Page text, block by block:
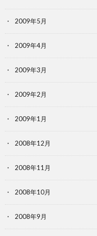
2009年5月
2009年4月
2009年3月
2009年2月
2009年1月
2008年12月
2008年11月
2008年10月
2008年9月